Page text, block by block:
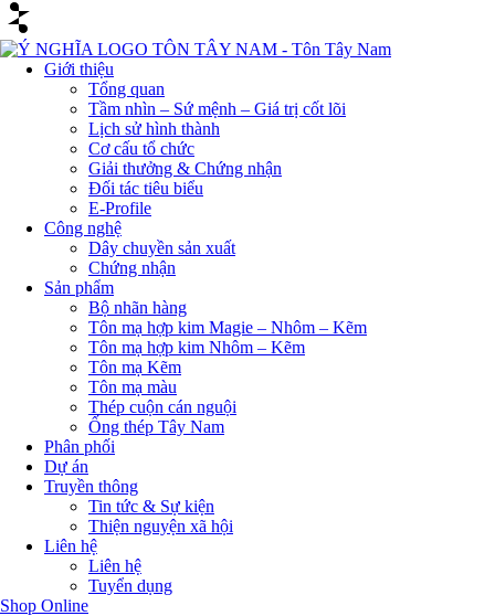
Giới thiệu
Tổng quan
Tầm nhìn – Sứ mệnh – Giá trị cốt lõi
Lịch sử hình thành
Cơ cấu tổ chức
Giải thưởng & Chứng nhận
Đối tác tiêu biểu
E-Profile
Công nghệ
Dây chuyền sản xuất
Chứng nhận
Sản phẩm
Bộ nhãn hàng
Tôn mạ hợp kim Magie – Nhôm – Kẽm
Tôn mạ hợp kim Nhôm – Kẽm
Tôn mạ Kẽm
Tôn mạ màu
Thép cuộn cán nguội
Ống thép Tây Nam
Phân phối
Dự án
Truyền thông
Tin tức & Sự kiện
Thiện nguyện xã hội
Liên hệ
Liên hệ
Tuyển dụng
Shop Online